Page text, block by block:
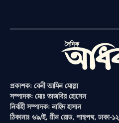
প্রকাশক: বেনী আমিন মোল্লা
সম্পাদক: মোঃ তাজবির হোসেন
নির্বাহী সম্পাদক: নাহিদ হাসান
ঠিকানাঃ ৬৯/ই, গ্রীন রোড, পান্থপথ, ঢাকা-